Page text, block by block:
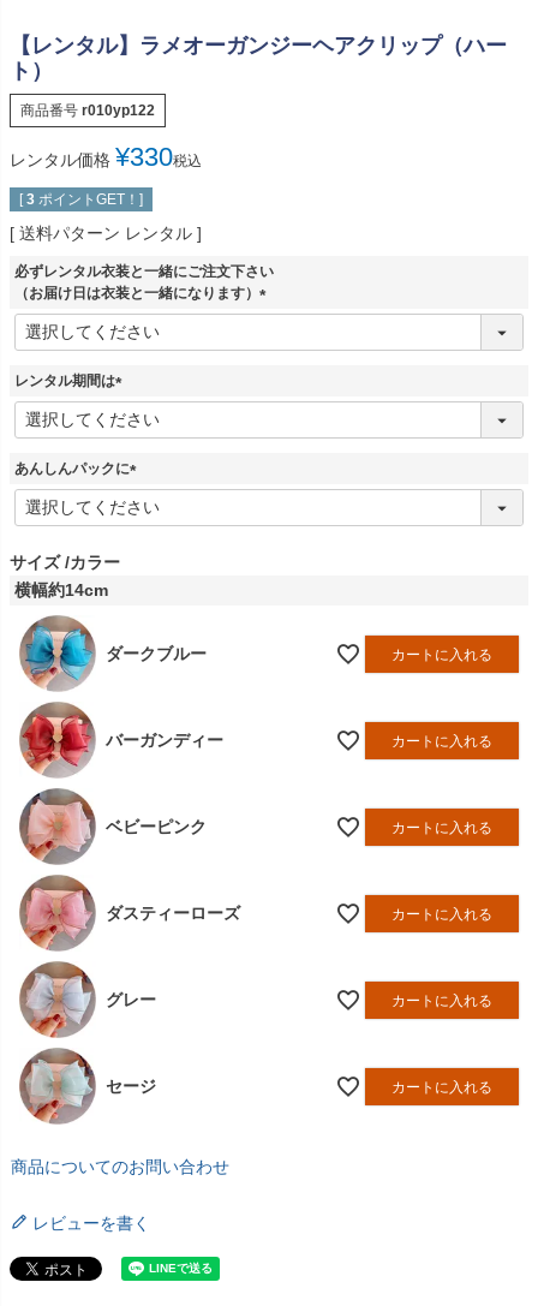
【レンタル】ラメオーガンジーヘアクリップ（ハー
ト）
商品番号 r010yp122
レンタル価格 ¥330税込
[ 3 ポイントGET！]
送料パターン レンタル
必ずレンタル衣装と一緒にご注文下さい
（お届け日は衣装と一緒になります）
(
レンタル期間は
(
必
)
あんしんパックに
(
必
サイズ カラー
横幅約14cm
ダークブルー カートに入れる
バーガンディー カートに入れる
ベビーピンク カートに入れる
ダスティーローズ カートに入れる
グレー カートに入れる
セージ カートに入れる
商品についてのお問い合わせ
レビューを書く